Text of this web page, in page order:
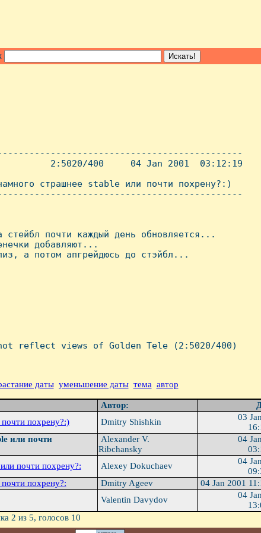
2:5020/400     04 Jan 2001  03:12:19
страшнее stable или почти похрену?:)
почти каждый день обновляется...
добавляют...
а потом апгрейдюсь до стэйбл...
reflect views of Golden Tele (2:5020/400)
даты уменьшение даты тема автор
Автор:
похрену?:)
Dmitry Shishkin
03
или почти
Alexander V.
Ribchansky
04
почти похрену?:
Alexey Dokuchaev
04
похрену?:
Dmitry Ageev
04 Jan 2001
Valentin Davydov
04
2 из 5, голосов 10